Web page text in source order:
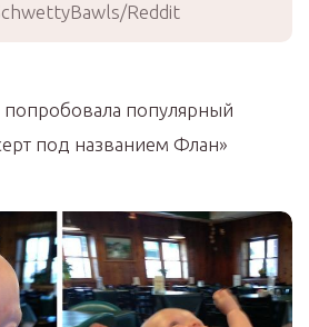
Reddit
популярный
под названием Флан»